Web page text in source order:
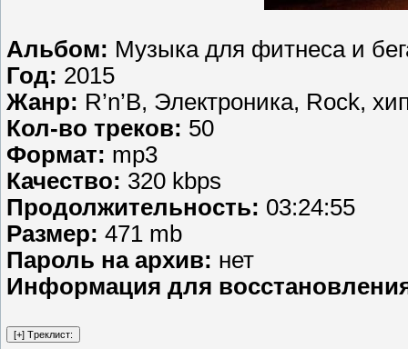
Альбом: Музыка для фитнеса и
Год: 2015
Жанр: R’n’B, Электроника, Rock,
Кол-во треков: 50
Формат: mp3
Качество: 320 kbps
Продолжительность: 03:24:55
Размер: 471 mb
Пароль на архив: нет
Информация для